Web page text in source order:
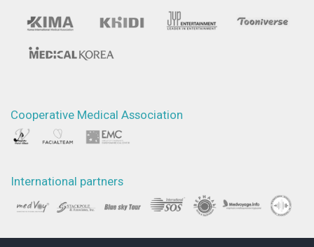
Cooperative Medical Association
International partners